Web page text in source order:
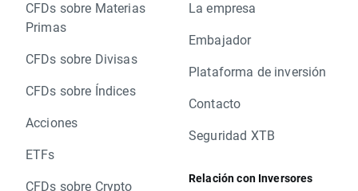
CFDs sobre Materias
Primas
CFDs sobre Divisas
CFDs sobre Índices
Acciones
ETFs
CFDs sobre Crypto
La empresa
Embajador
Plataforma de inversión
Contacto
Seguridad XTB
Relación con Inversores